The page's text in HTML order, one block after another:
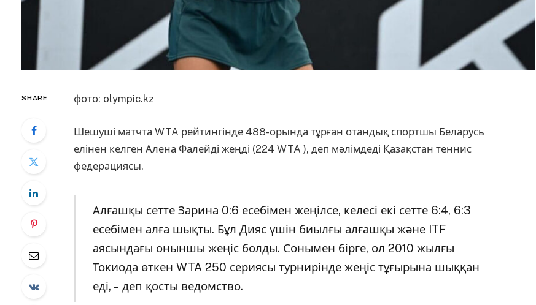
SHARE фото: olympic.kz
Шешуші матчта WTA рейтингінде 488-орында тұрған отандық спортшы Беларусь
елінен келген Алена Фалейді жеңді (224 WTA ), деп мәлімдеді Қазақстан теннис
федерациясы.
Алғашқы сетте Зарина 0:6 есебімен жеңілсе, келесі екі сетте 6:4, 6:3
есебімен алға шықты. Бұл Дияс үшін биылғы алғашқы және ITF
аясындағы оныншы жеңіс болды. Сонымен бірге, ол 2010 жылғы
Токиода өткен WTA 250 сериясы турнирінде жеңіс тұғырына шыққан
еді, – деп қосты ведомство.